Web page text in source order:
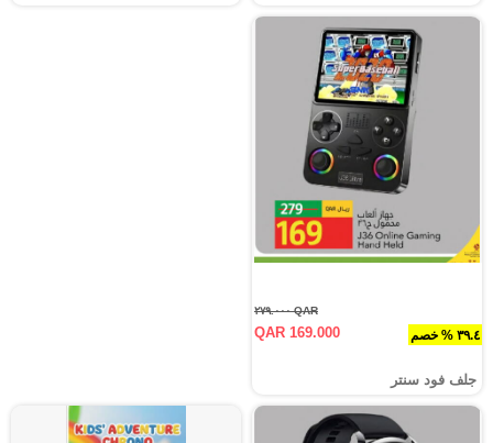
٣٩.٤ % خصم
QAR ٢٧٩.٠٠٠
QAR 169.000
جلف فود سنتر